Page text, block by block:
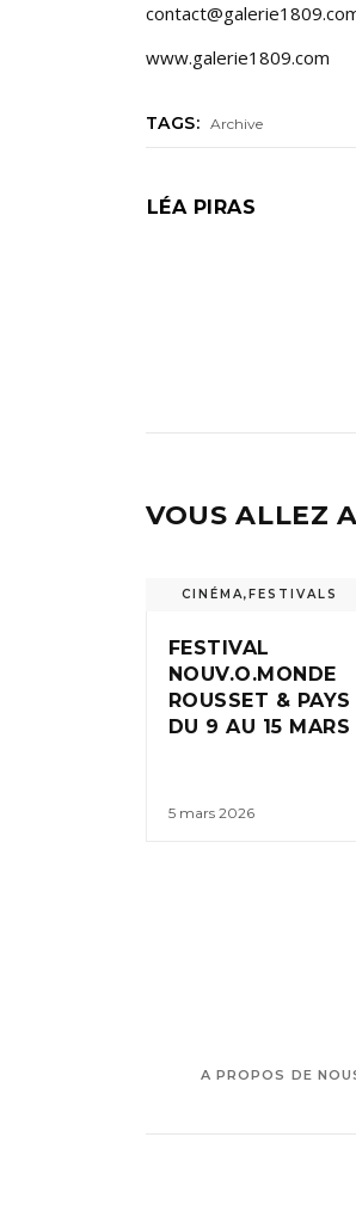
www.galerie1809.com
TAGS: Archive
LÉA PIRAS
VOUS ALLEZ
CINÉMA, FESTIVALS
FESTIVAL
NOUV.O.MONDE
ROUSSET & PAYS
DU 9 AU 15
5 mars 2026
A PROPOS DE